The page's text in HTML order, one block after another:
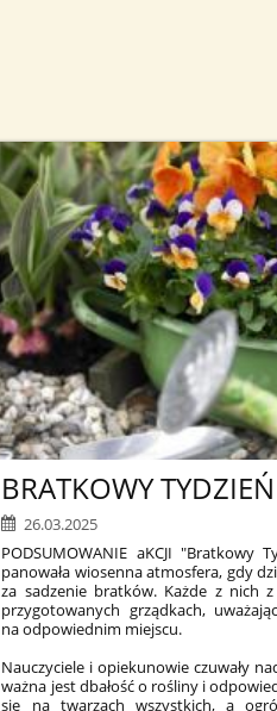
BRATKOWY TYDZIEŃ
26.03.2025
PODSUMOWANIE aKCJI "Bratkowy
panowała wiosenna atmosfera, gdy
za sadzenie bratków. Każde z nich
przygotowanych grządkach,
na odpowiednim miejscu.
Nauczyciele i opiekunowie czuwały
ważna jest dbałość o rośliny i
się na twarzach wszystkich, a